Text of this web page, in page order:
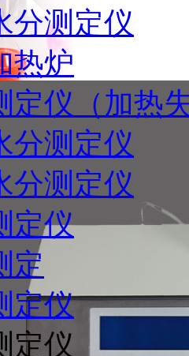
分测定仪
热炉
定仪（加热
分测定仪
分测定仪
定仪
定
定仪
定仪